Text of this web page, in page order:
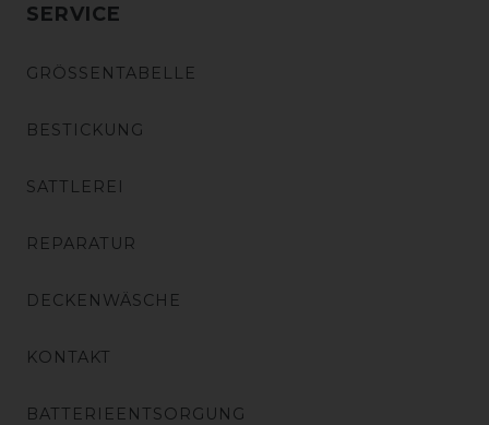
SERVICE
GRÖSSENTABELLE
BESTICKUNG
SATTLEREI
REPARATUR
DECKENWÄSCHE
KONTAKT
BATTERIEENTSORGUNG